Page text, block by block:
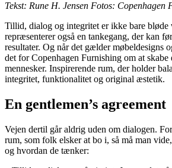
Tekst: Rune H. Jensen Fotos: Copenhagen
Tillid, dialog og integritet er ikke bare
repræsenterer også en tankegang, der kan
resultater. Og når det gælder møbeldesigns
det for Copenhagen Furnishing om at skabe
mennesker. Inspirerende rum, der holder
integritet, funktionalitet og original æstetik.
En gentlemen’s agreement
Vejen dertil går aldrig uden om dialogen.
rum, som folk elsker at bo i, så må man
og hvordan de tænker: